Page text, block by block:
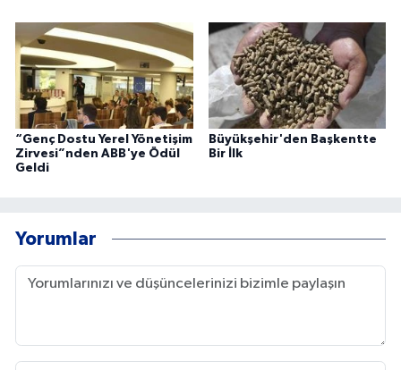
“Genç Dostu Yerel Yönetişim
Zirvesi”nden ABB'ye Ödül
Geldi
Büyükşehir'den Başkentte
Bir İlk
Yorumlar